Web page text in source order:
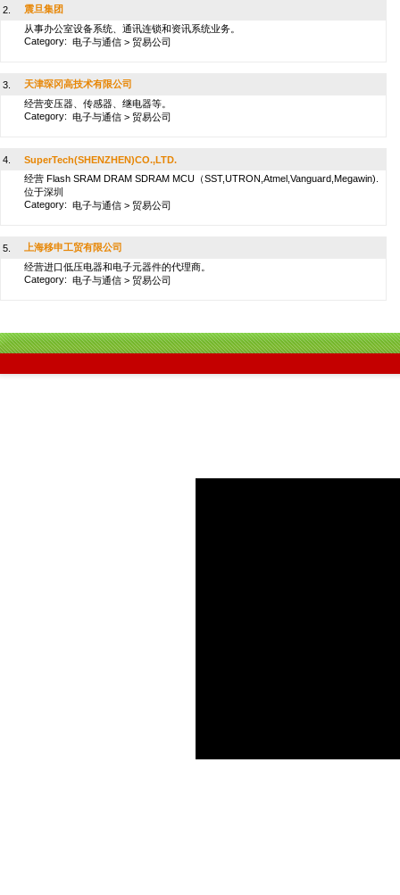
2.
震旦集团
从事办公室设备系统、通讯连锁和资讯系统业务。
Category: 电子与通信 > 贸易公司
3.
天津琛冈高技术有限公司
经营变压器、传感器、继电器等。
Category: 电子与通信 > 贸易公司
4.
SuperTech(SHENZHEN)CO.,LTD.
经营 Flash SRAM DRAM SDRAM MCU（SST,UTRON,Atmel,Vanguard,Megawin).
位于深圳
Category: 电子与通信 > 贸易公司
5.
上海移申工贸有限公司
经营进口低压电器和电子元器件的代理商。
Category: 电子与通信 > 贸易公司